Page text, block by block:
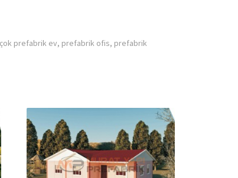
çok prefabrik ev, prefabrik ofis, prefabrik